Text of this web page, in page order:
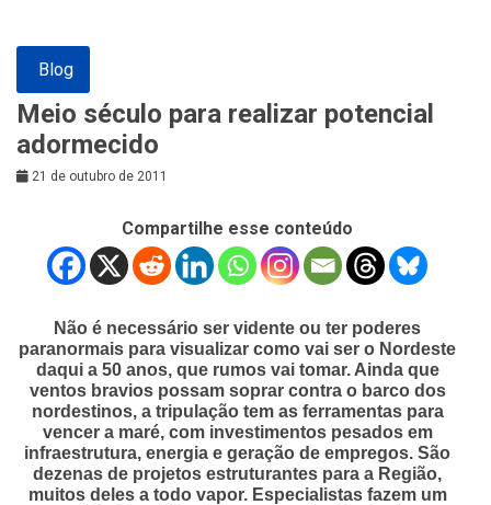
Blog
Meio século para realizar potencial
adormecido
21 de outubro de 2011
Compartilhe esse conteúdo
Não é necessário ser vidente ou ter poderes
paranormais para visualizar como vai ser o Nordeste
daqui a 50 anos, que rumos vai tomar. Ainda que
ventos bravios possam soprar contra o barco dos
nordestinos, a tripulação tem as ferramentas para
vencer a maré, com investimentos pesados em
infraestrutura, energia e geração de empregos. São
dezenas de projetos estruturantes para a Região,
muitos deles a todo vapor. Especialistas fazem um